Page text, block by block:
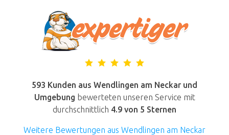
593 Kunden aus Wendlingen am Neckar und
Umgebung bewerteten unseren Service mit
durchschnittlich 4.9 von 5 Sternen
Weitere Bewertungen aus Wendlingen am Neckar